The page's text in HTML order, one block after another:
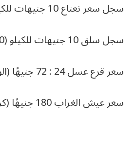
سجل سعر نعناع 10 جنيهات للكيلو (100 رابطة).
سجل سلق 10 جنيهات للكيلو (10 رابطة كيلو).
سعر قرع عسل 24 : 72 جنيهًا (الواحدة 6 كيلو).
سعر عيش الغراب 180 جنيهًا (كرتونة 2 كيلو).